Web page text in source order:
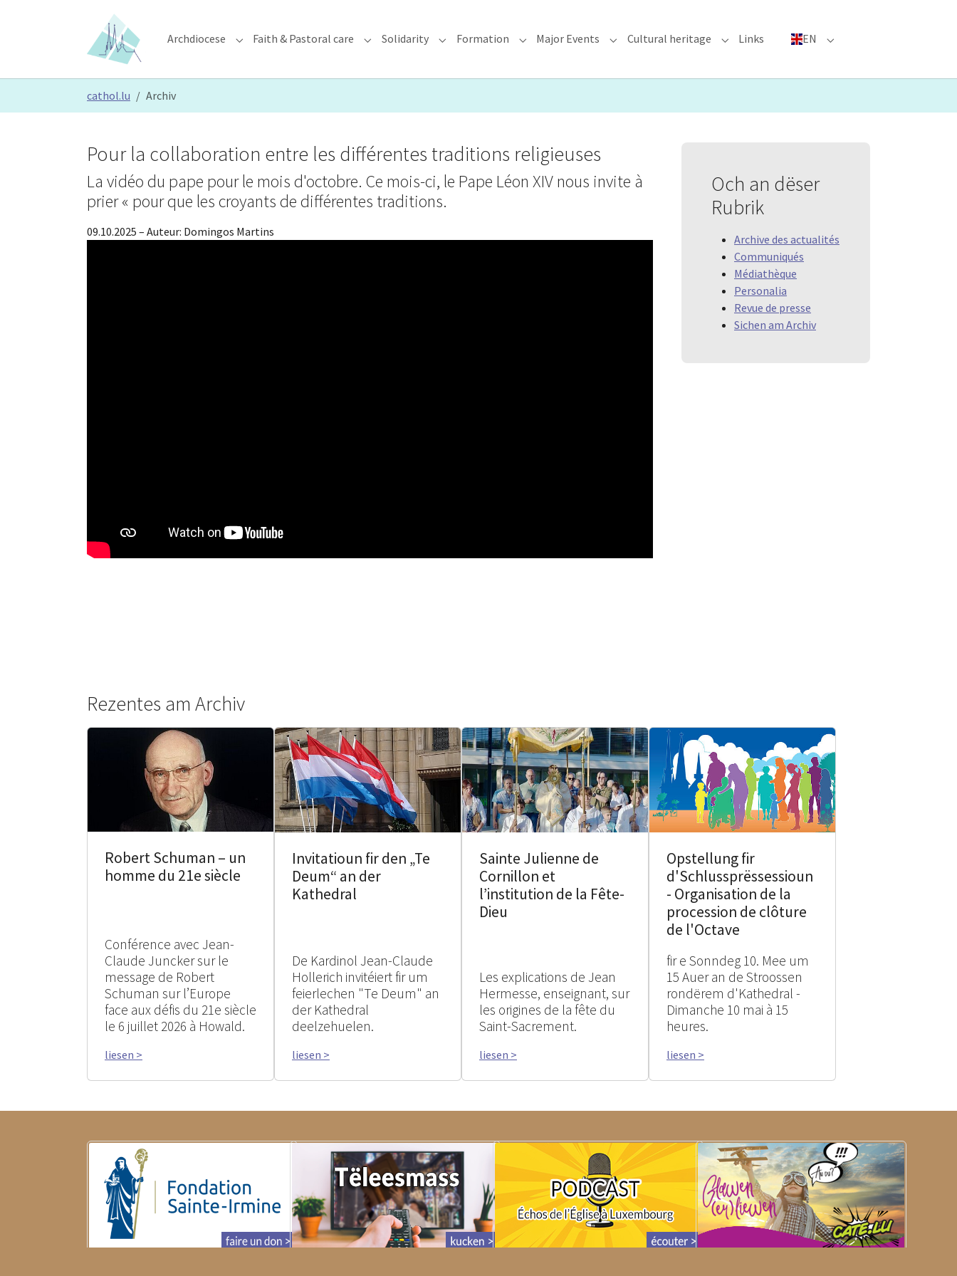
Archdiocese Submenu for "Archdiocese"
Faith & Pastoral care Submenu for "Faith & Pastoral care"
Solidarity Submenu for "Solidarity"
Formation Submenu for "Formation"
Major Events Submenu for "Major Events"
Cultural heritage Submenu for "Cultural heritage"
Links EN Submenu for "EN"
cathol.lu Archiv
Pour la collaboration entre les différentes traditions religieuses
La vidéo du pape pour le mois d'octobre. Ce mois-ci, le Pape Léon XIV nous invite à
prier « pour que les croyants de différentes traditions.
09.10.2025 – Auteur: Domingos Martins
Och an dëser
Rubrik
Archive des actualités
Communiqués
Médiathèque
Personalia
Revue de presse
Sichen am Archiv
Rezentes am Archiv
Robert Schuman – un
homme du 21e siècle
Conférence avec Jean-
Claude Juncker sur le
message de Robert
Schuman sur l’Europe
face aux défis du 21e siècle
le 6 juillet 2026 à Howald.
liesen >
Invitatioun fir den „Te
Deum“ an der
Kathedral
De Kardinol Jean-Claude
Hollerich invitéiert fir um
feierlechen "Te Deum" an
der Kathedral
deelzehuelen.
liesen >
Sainte Julienne de
Cornillon et
l’institution de la Fête-
Dieu
Les explications de Jean
Hermesse, enseignant, sur
les origines de la fête du
Saint-Sacrement.
liesen >
Opstellung fir
d'Schlussprëssessioun
- Organisation de la
procession de clôture
de l'Octave
fir e Sonndeg 10. Mee um
15 Auer an de Stroossen
rondërem d'Kathedral -
Dimanche 10 mai à 15
heures.
liesen >